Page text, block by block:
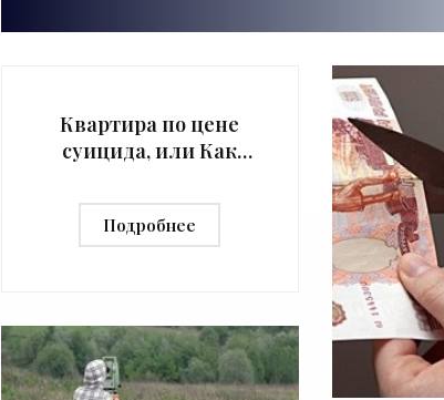
Квартира по цене
суицида, или Как
рынке жилья -
«Недвижимость»
Подробнее